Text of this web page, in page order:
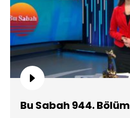
Bu Sabah 944. Bölüm